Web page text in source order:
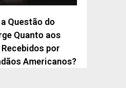
Questão do
Quanto aos
por
Americanos?